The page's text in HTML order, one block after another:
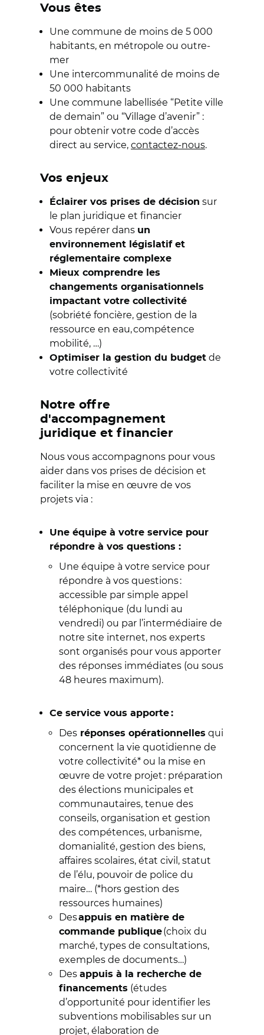
Vous êtes
Une commune de moins de 5 000
habitants, en métropole ou outre-
mer
Une intercommunalité de moins de
50 000 habitants
Une commune labellisée “Petite ville
de demain” ou “Village d’avenir” :
pour obtenir votre code d’accès
direct au service, contactez-nous.
Vos enjeux
Éclairer vos prises de décision sur
le plan juridique et financier
Vous repérer dans un
environnement législatif et
réglementaire complexe
Mieux comprendre les
changements organisationnels
impactant votre collectivité
(sobriété foncière, gestion de la
ressource en eau, compétence
mobilité, …)
Optimiser la gestion du budget de
votre collectivité
Notre offre
d'accompagnement
juridique et financier
Nous vous accompagnons pour vous
aider dans vos prises de décision et
faciliter la mise en œuvre de vos
projets via :
Une équipe à votre service pour
répondre à vos questions :
Une équipe à votre service pour
répondre à vos questions :
accessible par simple appel
téléphonique (du lundi au
vendredi) ou par l’intermédiaire de
notre site internet, nos experts
sont organisés pour vous apporter
des réponses immédiates (ou sous
48 heures maximum).
Ce service vous apporte :
Des réponses opérationnelles qui
concernent la vie quotidienne de
votre collectivité* ou la mise en
œuvre de votre projet : préparation
des élections municipales et
communautaires, tenue des
conseils, organisation et gestion
des compétences, urbanisme,
domanialité, gestion des biens,
affaires scolaires, état civil, statut
de l’élu, pouvoir de police du
maire… (*hors gestion des
ressources humaines)
Desappuis en matière de
commande publique(choix du
marché, types de consultations,
exemples de documents…)
Des appuis à la recherche de
financements (études
d’opportunité pour identifier les
subventions mobilisables sur un
projet, élaboration de